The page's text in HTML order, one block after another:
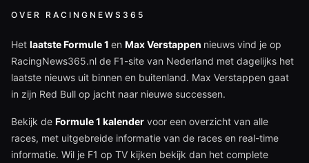
OVER RACINGNEWS365
Het laatste Formule 1 en Max Verstappen nieuws vind je op
RacingNews365.nl de F1-site van Nederland met dagelijks het
laatste nieuws uit binnen en buitenland. Max Verstappen gaat
in zijn Red Bull op jacht naar nieuwe successen.
Bekijk de Formule 1 kalender voor een overzicht van alle
races, met uitgebreide informatie van de races en real-time
informatie. Wil je F1 op TV kijken bekijk dan het complete